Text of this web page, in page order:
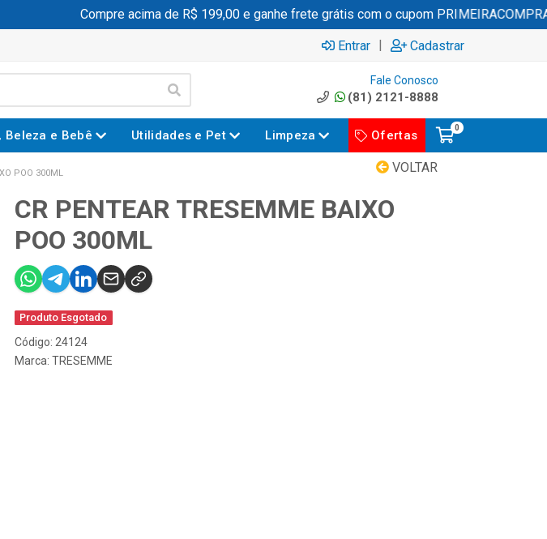
Compre acima de R$ 199,00 e ganhe frete grátis com o cupom PRIMEIRACOMPRA
Entrar | Cadastrar
Fale Conosco
(81) 2121-8888
Beleza e Bebê Utilidades e Pet Limpeza Ofertas
0
VOLTAR
POO 300ML
CR PENTEAR TRESEMME BAIXO
POO 300ML
Produto Esgotado
Código: 24124
Marca: TRESEMME